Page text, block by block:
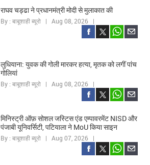
राघव चड्ढा ने प्रधानमंत्री मोदी से मुलाकात की
By : बाबूशाही ब्यूरो | Aug 08, 2026 |
लुधियाना: युवक की गोली मारकर हत्या, मृतक को लगीं पांच
गोलियां
By : बाबूशाही ब्यूरो | Aug 08, 2026 |
मिनिस्ट्री ऑफ़ सोशल जस्टिस एंड एम्पावरमेंट NISD और
पंजाबी यूनिवर्सिटी, पटियाला ने MoU किया साइन
By : बाबूशाही ब्यूरो | Aug 07, 2026 |